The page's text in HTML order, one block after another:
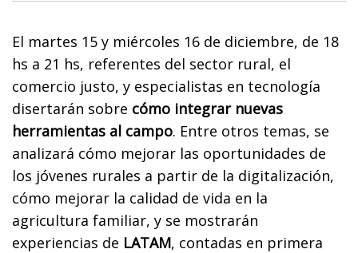
El martes 15 y miércoles 16 de diciembre, de 18
hs a 21 hs, referentes del sector rural, el
comercio justo, y especialistas en tecnología
disertarán sobre cómo integrar nuevas
herramientas al campo. Entre otros temas, se
analizará cómo mejorar las oportunidades de
los jóvenes rurales a partir de la digitalización,
cómo mejorar la calidad de vida en la
agricultura familiar, y se mostrarán
experiencias de LATAM, contadas en primera